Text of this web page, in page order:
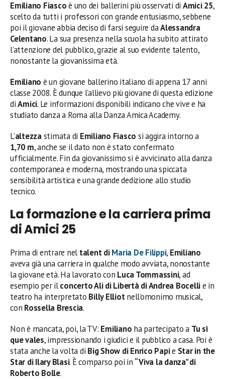
Emiliano Fiascoè uno dei ballerini più osservati di Amici 25,
scelto da tutti i professori con grande entusiasmo, sebbene
poi il giovane abbia deciso di farsi seguire daAlessandra
Celentano. La sua presenza nella scuola ha subito attirato
l’attenzione del pubblico, grazie al suo evidente talento,
nonostante la giovanissima età.
Emiliano è un giovane ballerino italiano di appena 17 anni
classe 2008. È dunque l’allievo più giovane di questa edizione
diAmici. Le informazioni disponibili indicano che vive e ha
studiato danza a Roma alla Danza Amica Academy.
L’altezzastimata di Emiliano Fiasco si aggira intorno a
1,70 m, anche se il dato non è stato confermato
ufficialmente. Fin da giovanissimo si è avvicinato alla danza
contemporanea e moderna, mostrando una spiccata
sensibilità artistica e una grande dedizione allo studio
tecnico.
La formazione e la carriera prima
di Amici 25
Prima di entrare nel talent diMaria De Filippi, Emiliano
aveva già una carriera in qualche modo avviata, nonostante
la giovane età. Ha lavorato con Luca Tommassini, ad
esempio per ilconcerto Ali di Libertà di Andrea Bocellie in
teatro ha interpretato Billy Elliotnell’omonimo musical,
con Rossella Brescia.
Non è mancata, poi, la TV: Emiliano ha partecipato a Tu sì
que vales, impressionando i giudici e il pubblico a casa. Poi è
stata anche la volta di Big Show di Enrico Papie Star in the
Star di Ilary Blasi. È comparso poi in “Viva la danza” di
Roberto Bolle.